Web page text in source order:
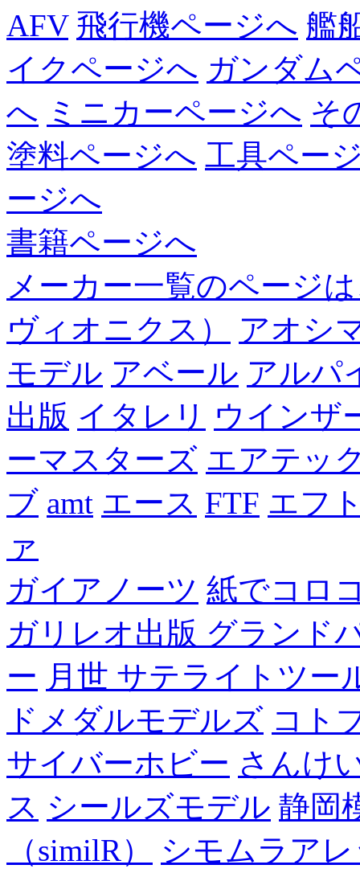
AFV 飛行機ページへ 艦
イクページへ ガンダム
へ ミニカーページへ そ
塗料ページへ 工具ペー
ージへ
書籍ページへ
メーカー一覧のページ
ヴィオニクス）
アオシ
モデル アベール アルパ
出版 イタレリ ウインザ
ーマスターズ エアテッ
ブ amt エース FTF エフ
ァ
ガイアノーツ 紙でコロ
ガリレオ出版 グランド
ー 月世 サテライトツー
ドメダルモデルズ コト
サイバーホビー さんけ
ス シールズモデル 静岡
（similR）
シモムラア